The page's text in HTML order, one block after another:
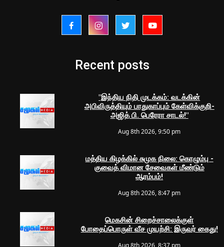
Recent posts
"இந்திய நிதி முடக்கம்: வடக்கின்
அபிவிருத்தியும் பாதுகாப்பும் கேள்விக்குறி-
அஜித் பி. பெரேரா சாடல்!"
Aug 8th 2026, 9:50 pm
மத்திய கிழக்கில் சுமுக நிலை: கொழும்பு -
குவைத் விமான சேவைகள் மீண்டும்
ஆரம்பம்!
Aug 8th 2026, 8:47 pm
மெகசின் சிறைச்சாலைக்குள்
போதைப்பொருள் வீச முயற்சி: இருவர் கைது!
Aug 8th 2026, 8:37 pm